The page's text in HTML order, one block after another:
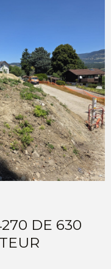
des Alpes , de
préservé.
construction ne
horizon garanti
immobilière
et achat terrain
risques auxquels ce
le site Géorisques
DE 630